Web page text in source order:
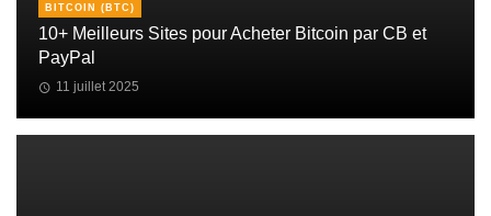
BITCOIN (BTC)
10+ Meilleurs Sites pour Acheter Bitcoin par CB et
PayPal
11 juillet 2025